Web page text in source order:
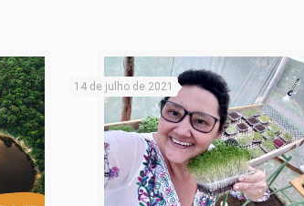
14 de julho de 2021